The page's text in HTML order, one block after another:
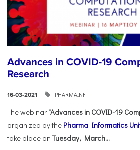
Advances in COVID-19
Research
16-03-2021 PHARMAINF
The webinar "Advances in COVID-19
organized by the Pharma Informatics
take place onTuesday, March...